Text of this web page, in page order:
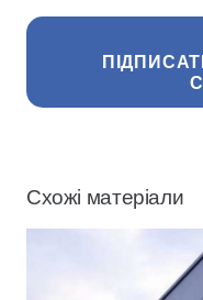
Схожі матеріали